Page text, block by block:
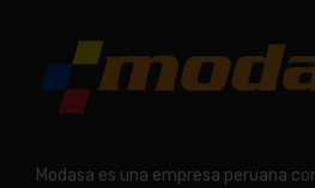
Modasa es una empresa peruana